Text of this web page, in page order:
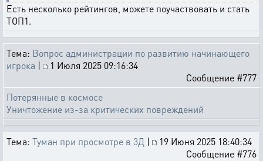
Есть несколько рейтингов, можете поучаствовать и стать
ТОП1.
Тема: Вопрос администрации по развитию начинающего
игрока |
1 Июля 2025 09:16:34
Сообщение #777
Потерянные в космосе
Уничтожение из-за критических повреждений
Тема: Туман при просмотре в 3Д |
19 Июня 2025 18:40:34
Сообщение #776